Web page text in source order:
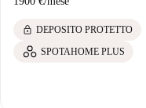
lock DEPOSITO PROTETTO
SPOTAHOME PLUS